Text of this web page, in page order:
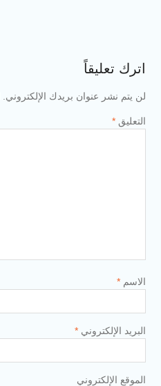
اترك تعليقاً
لن يتم نشر عنوان بريدك الإلكتروني.
التعليق *
الاسم *
البريد الإلكتروني *
الموقع الإلكتروني